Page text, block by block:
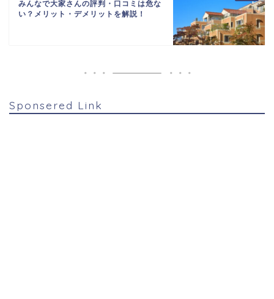
みんなで大家さんの評判・口コミは危な
い？メリット・デメリットを解説！
Sponsered Link